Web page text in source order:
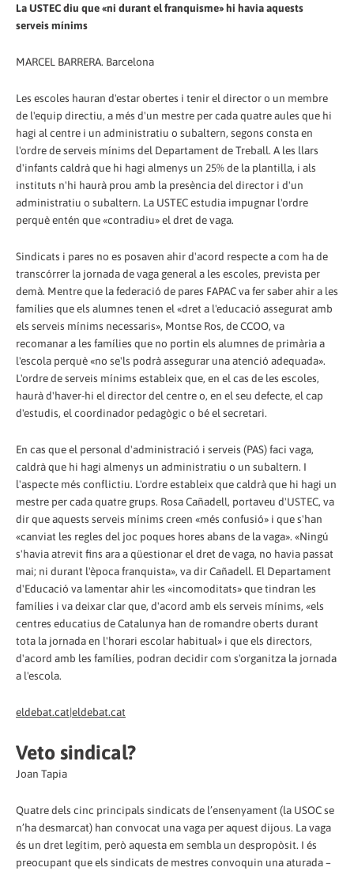
La USTEC diu que «ni durant el franquisme» hi havia aquests
serveis mínims
MARCEL BARRERA. Barcelona
Les escoles hauran d'estar obertes i tenir el director o un membre
de l'equip directiu, a més d'un mestre per cada quatre aules que hi
hagi al centre i un administratiu o subaltern, segons consta en
l'ordre de serveis mínims del Departament de Treball. A les llars
d'infants caldrà que hi hagi almenys un 25% de la plantilla, i als
instituts n'hi haurà prou amb la presència del director i d'un
administratiu o subaltern. La USTEC estudia impugnar l'ordre
perquè entén que «contradiu» el dret de vaga.
Sindicats i pares no es posaven ahir d'acord respecte a com ha de
transcórrer la jornada de vaga general a les escoles, prevista per
demà. Mentre que la federació de pares FAPAC va fer saber ahir a les
famílies que els alumnes tenen el «dret a l'educació assegurat amb
els serveis mínims necessaris», Montse Ros, de CCOO, va
recomanar a les famílies que no portin els alumnes de primària a
l'escola perquè «no se'ls podrà assegurar una atenció adequada».
L'ordre de serveis mínims estableix que, en el cas de les escoles,
haurà d'haver-hi el director del centre o, en el seu defecte, el cap
d'estudis, el coordinador pedagògic o bé el secretari.
En cas que el personal d'administració i serveis (PAS) faci vaga,
caldrà que hi hagi almenys un administratiu o un subaltern. I
l'aspecte més conflictiu. L'ordre estableix que caldrà que hi hagi un
mestre per cada quatre grups. Rosa Cañadell, portaveu d'USTEC, va
dir que aquests serveis mínims creen «més confusió» i que s'han
«canviat les regles del joc poques hores abans de la vaga». «Ningú
s'havia atrevit fins ara a qüestionar el dret de vaga, no havia passat
mai; ni durant l'època franquista», va dir Cañadell. El Departament
d'Educació va lamentar ahir les «incomoditats» que tindran les
famílies i va deixar clar que, d'acord amb els serveis mínims, «els
centres educatius de Catalunya han de romandre oberts durant
tota la jornada en l'horari escolar habitual» i que els directors,
d'acord amb les famílies, podran decidir com s'organitza la jornada
a l'escola.
eldebat.cat|eldebat.cat
Veto sindical?
Joan Tapia
Quatre dels cinc principals sindicats de l’ensenyament (la USOC se
n’ha desmarcat) han convocat una vaga per aquest dijous. La vaga
és un dret legítim, però aquesta em sembla un despropòsit. I és
preocupant que els sindicats de mestres convoquin una aturada –